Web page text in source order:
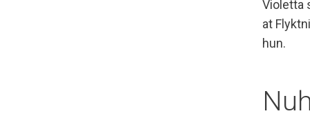
Violetta
at
hun.